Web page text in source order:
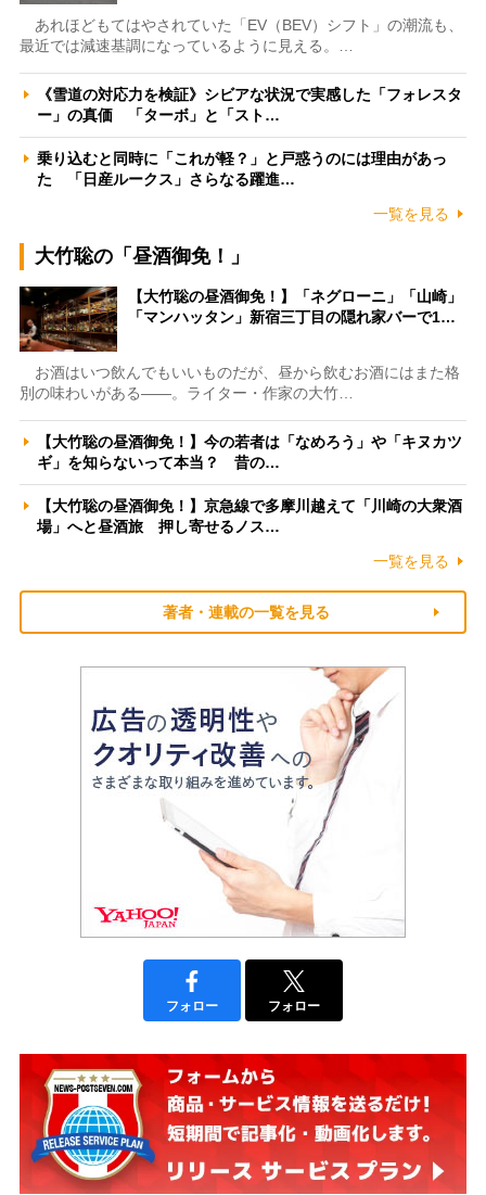
あれほどもてはやされていた「EV（BEV）シフト」の潮流も、
最近では減速基調になっているように見える。…
《雪道の対応力を検証》シビアな状況で実感した「フォレスタ
ー」の真価 「ターボ」と「スト…
乗り込むと同時に「これが軽？」と戸惑うのには理由があっ
た 「日産ルークス」さらなる躍進…
一覧を見る
大竹聡の「昼酒御免！」
【大竹聡の昼酒御免！】「ネグローニ」「山崎」
「マンハッタン」新宿三丁目の隠れ家バーで1…
お酒はいつ飲んでもいいものだが、昼から飲むお酒にはまた格
別の味わいがある――。ライター・作家の大竹…
【大竹聡の昼酒御免！】今の若者は「なめろう」や「キヌカツ
ギ」を知らないって本当？ 昔の…
【大竹聡の昼酒御免！】京急線で多摩川越えて「川崎の大衆酒
場」へと昼酒旅 押し寄せるノス…
一覧を見る
著者・連載の一覧を見る
フォロー フォロー